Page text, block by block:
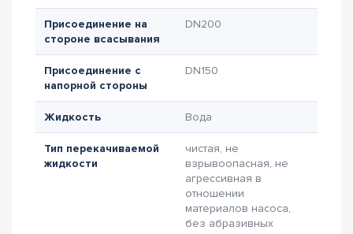
Присоединение на
стороне всасывания
DN200
Присоединение с
напорной стороны
DN150
Жидкость Вода
Тип перекачиваемой
жидкости
чистая, не
взрывоопасная, не
агрессивная в
отношении
материалов насоса,
без абразивных